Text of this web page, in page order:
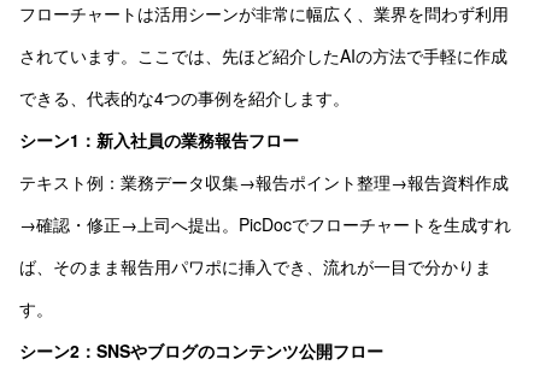
フローチャートは活用シーンが非常に幅広く、業界を問わず利用
されています。ここでは、先ほど紹介したAIの方法で手軽に作成
できる、代表的な4つの事例を紹介します。
シーン1：新入社員の業務報告フロー
テキスト例：業務データ収集→報告ポイント整理→報告資料作成
→確認・修正→上司へ提出。PicDocでフローチャートを生成すれ
ば、そのまま報告用パワポに挿入でき、流れが一目で分かりま
す。
シーン2：SNSやブログのコンテンツ公開フロー